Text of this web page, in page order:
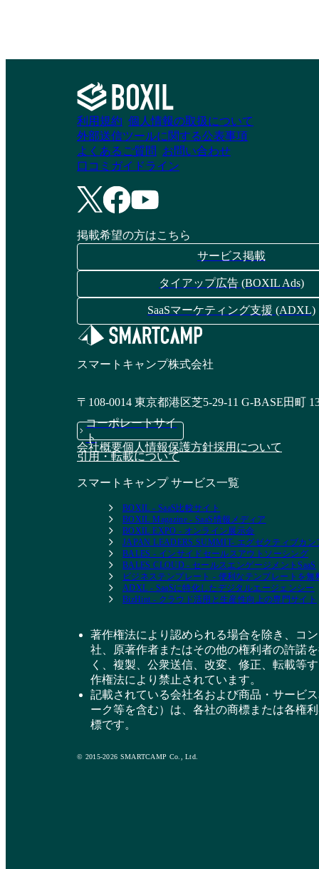
利用規約 個人情報の取扱について
外部送信ツールに関する公表事項
よくあるご質問
お問い合わせ
口コミガイドライン
掲載希望の方はこちら
サービス掲載
タイアップ広告 (BOXIL Ads)
SaaSマーケティング支援 (ADXL)
スマートキャンプ株式会社
〒108-0014 東京都港区芝5-29-11 G-BASE田町
コーポレートサイ
ト
会社概要個人情報保護方針採用について
引用・転載について
スマートキャンプ サービス一覧
BOXIL - SaaS比較サイト
BOXIL Magazine - SaaS情報メディア
BOXIL EXPO - オンライン展示会
JAPAN LEADERS SUMMIT- エグゼクティブカン
BALES - インサイドセールスアウトソーシング
BALES CLOUD - セールスエンゲージメントSaaS
ビジネステンプレート - 便利なテンプレートを無
ADXL - SaaSに特化したデジタルエージェンシー
BizHint - クラウド活用と生産性向上の専門サイト
著作権法により認められる場合を除き、コ
社、原著作者またはその他の権利者の許諾
く、複製、公衆送信、改変、修正、転載等
作権法により禁止されています。
記載されている会社名および商品・サービ
ーク等を含む）は、各社の商標または各権
標です。
© 2015-2026 SMARTCAMP Co., Ltd.